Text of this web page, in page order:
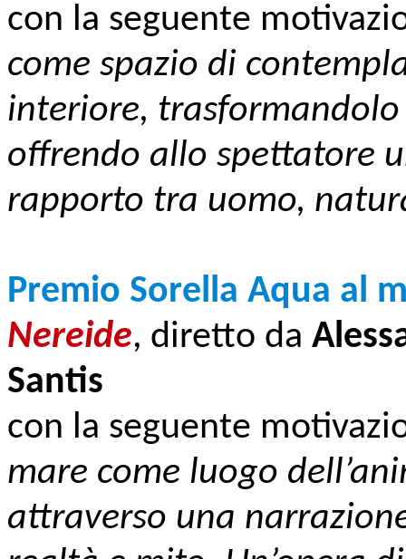
con la seguente
come spazio di
interiore, trasformandolo
offrendo allo spettatore
rapporto tra uomo,
Premio Sorella Aqua al
Nereide, diretto da
Santis
con la seguente
mare come luogo
attraverso una